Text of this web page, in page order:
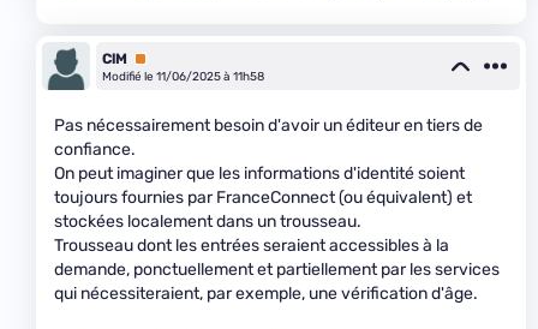
ClM
Premium
Modifié le 11/06/2025 à 11h58
Pas nécessairement besoin d'avoir un éditeur en tiers de
confiance.
On peut imaginer que les informations d'identité soient
toujours fournies par FranceConnect (ou équivalent) et
stockées localement dans un trousseau.
Trousseau dont les entrées seraient accessibles à la
demande, ponctuellement et partiellement par les services
qui nécessiteraient, par exemple, une vérification d'âge.